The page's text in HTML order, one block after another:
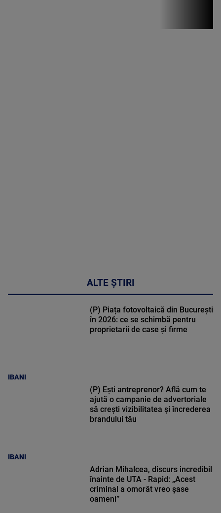
ALTE ȘTIRI
IBANI
(P) Piața fotovoltaică din București
în 2026: ce se schimbă pentru
proprietarii de case și firme
IBANI
(P) Ești antreprenor? Află cum te
ajută o campanie de advertoriale
să crești vizibilitatea și încrederea
brandului tău
Adrian Mihalcea, discurs incredibil
înainte de UTA - Rapid: „Acest
criminal a omorât vreo șase
oameni”